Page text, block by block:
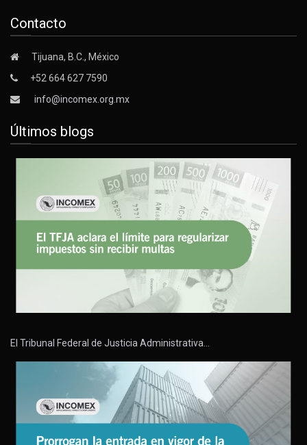
Contacto
Tijuana, B.C., México
+52 664 627 7590
info@incomex.org.mx
Últimos blogs
El Tribunal Federal de Justicia Administrativa…